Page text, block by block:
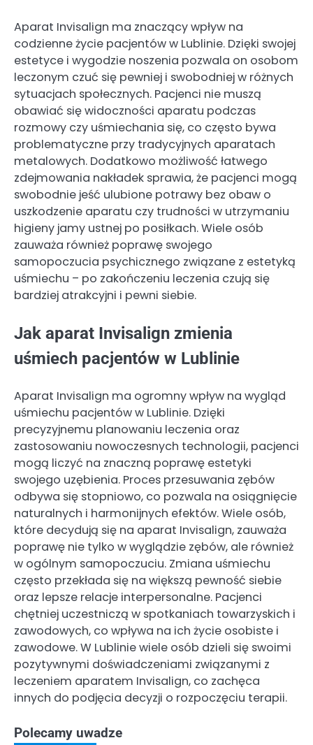
Aparat Invisalign ma znaczący wpływ na
codzienne życie pacjentów w Lublinie. Dzięki swojej
estetyce i wygodzie noszenia pozwala on osobom
leczonym czuć się pewniej i swobodniej w różnych
sytuacjach społecznych. Pacjenci nie muszą
obawiać się widoczności aparatu podczas
rozmowy czy uśmiechania się, co często bywa
problematyczne przy tradycyjnych aparatach
metalowych. Dodatkowo możliwość łatwego
zdejmowania nakładek sprawia, że pacjenci mogą
swobodnie jeść ulubione potrawy bez obaw o
uszkodzenie aparatu czy trudności w utrzymaniu
higieny jamy ustnej po posiłkach. Wiele osób
zauważa również poprawę swojego
samopoczucia psychicznego związane z estetyką
uśmiechu – po zakończeniu leczenia czują się
bardziej atrakcyjni i pewni siebie.
Jak aparat Invisalign zmienia
uśmiech pacjentów w Lublinie
Aparat Invisalign ma ogromny wpływ na wygląd
uśmiechu pacjentów w Lublinie. Dzięki
precyzyjnemu planowaniu leczenia oraz
zastosowaniu nowoczesnych technologii, pacjenci
mogą liczyć na znaczną poprawę estetyki
swojego uzębienia. Proces przesuwania zębów
odbywa się stopniowo, co pozwala na osiągnięcie
naturalnych i harmonijnych efektów. Wiele osób,
które decydują się na aparat Invisalign, zauważa
poprawę nie tylko w wyglądzie zębów, ale również
w ogólnym samopoczuciu. Zmiana uśmiechu
często przekłada się na większą pewność siebie
oraz lepsze relacje interpersonalne. Pacjenci
chętniej uczestniczą w spotkaniach towarzyskich i
zawodowych, co wpływa na ich życie osobiste i
zawodowe. W Lublinie wiele osób dzieli się swoimi
pozytywnymi doświadczeniami związanymi z
leczeniem aparatem Invisalign, co zachęca
innych do podjęcia decyzji o rozpoczęciu terapii.
Polecamy uwadze